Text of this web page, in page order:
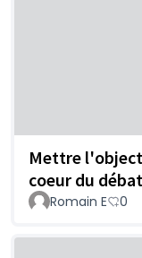
Mettre
coeur du débat
Romain E 0